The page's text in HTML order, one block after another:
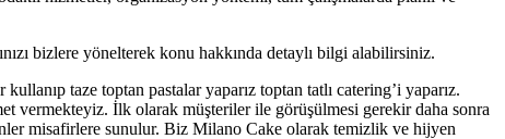
bizlere yönelterek konu hakkında detaylı bilgi alabilirsiniz.
taze toptan pastalar yaparız toptan tatlı catering’i yaparız.
vermekteyiz. İlk olarak müşteriler ile görüşülmesi gerekir daha sonra
misafirlere sunulur. Biz Milano Cake olarak temizlik ve hijyen